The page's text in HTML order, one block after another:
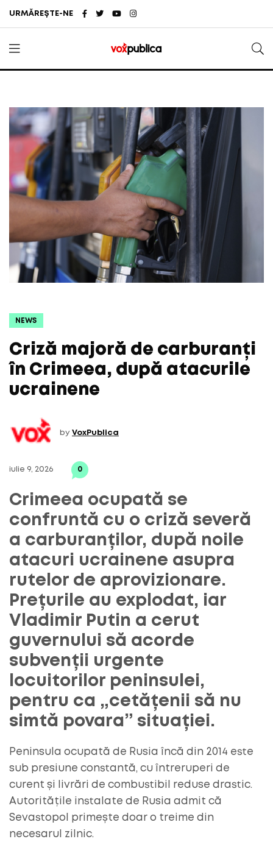
URMĂREȘTE-NE
NEWS
Criză majoră de carburanți
în Crimeea, după atacurile
ucrainene
by VoxPublica
iulie 9, 2026 0
Crimeea ocupată se
confruntă cu o criză severă
a carburanților, după noile
atacuri ucrainene asupra
rutelor de aprovizionare.
Prețurile au explodat, iar
Vladimir Putin a cerut
guvernului să acorde
subvenții urgente
locuitorilor peninsulei,
pentru ca „cetățenii să nu
simtă povara” situației.
Peninsula ocupată de Rusia încă din 2014 este
sub presiune constantă, cu întreruperi de
curent și livrări de combustibil reduse drastic.
Autoritățile instalate de Rusia admit că
Sevastopol primește doar o treime din
necesarul zilnic.